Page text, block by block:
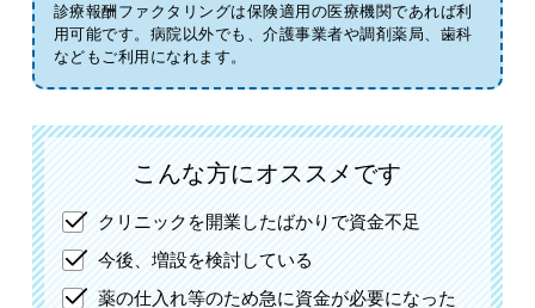
診療報酬ファクタリングは保険適用の医療機関であれば利
用可能です。 病院以外でも、介護事業者や調剤薬局、歯科
などもご利用になれます。
こんな方にオススメです
クリニックを開業したばかりで資金不足
今後、増設を検討している
薬の仕入れ等のため急に資金が必要になった